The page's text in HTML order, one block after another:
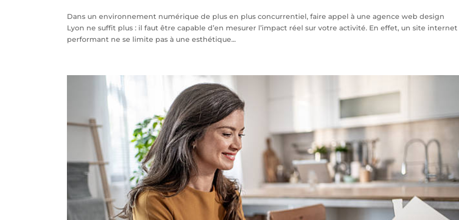
Dans un environnement numérique de plus en plus concurrentiel, faire appel à une agence web design
Lyon ne suffit plus : il faut être capable d’en mesurer l’impact réel sur votre activité. En effet, un site internet
performant ne se limite pas à une esthétique...